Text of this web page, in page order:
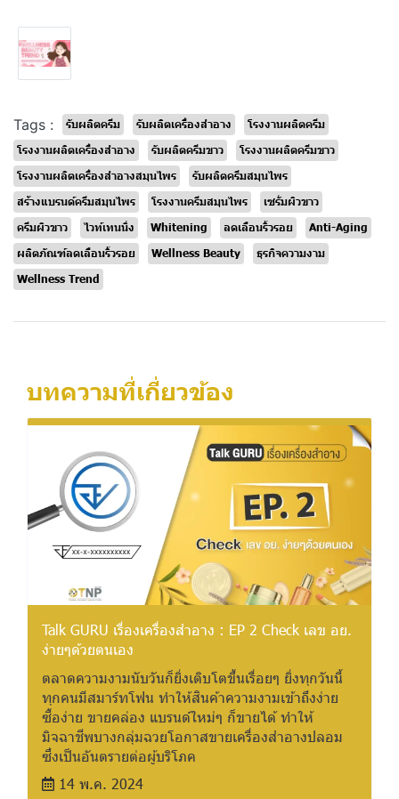
Tags : รับผลิตครีม รับผลิตเครื่องสำอาง
โรงงานผลิตครีม
โรงงานผลิตเครื่องสำอาง
รับผลิตครีมขาว
โรงงานผลิตครีมขาว
โรงงานผลิตเครื่องสำอางสมุนไพร
รับผลิตครีมสมุนไพร
สร้างแบรนด์ครีมสมุนไพร
โรงงานครีมสมุนไพร
เซรั่มผิวขาว
ครีมผิวขาว
ไวท์เทนนิ่ง Whitening ลดเลือนริ้วรอย
Anti-Aging
ผลิตภัณฑ์ลดเลือนริ้วรอย
Wellness Beauty
ธุรกิจความงาม
Wellness Trend
บทความที่เกี่ยวข้อง
Talk GURU เรื่องเครื่องสำอาง : EP 2 Check เลข อย.
ง่ายๆด้วยตนเอง
ตลาดความงามนับวันก็ยิ่งเติบโตขึ้นเรื่อยๆ ยิ่งทุกวันนี้
ทุกคนมีสมาร์ทโฟน ทำให้สินค้าความงามเข้าถึงง่าย
ซื้อง่าย ขายคล่อง แบรนด์ใหม่ๆ ก็ขายได้ ทำให้
มิจฉาชีพบางกลุ่มฉวยโอกาสขายเครื่องสำอางปลอม
ซึ่งเป็นอันตรายต่อผู้บริโภค
14 พ.ค. 2024